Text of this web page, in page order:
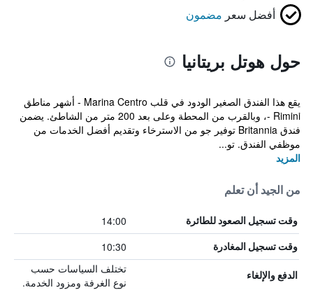
أفضل سعر مضمون
حول هوتل بريتانيا
يقع هذا الفندق الصغير الودود في قلب Marina Centro - أشهر مناطق
Rimini -، وبالقرب من المحطة وعلى بعد 200 متر من الشاطئ. يضمن
فندق Britannia توفير جو من الاسترخاء وتقديم أفضل الخدمات من
موظفي الفندق. تو...
المزيد
من الجيد أن تعلم
وقت تسجيل الصعود للطائرة 14:00
وقت تسجيل المغادرة 10:30
الدفع والإلغاء
تختلف السياسات حسب
نوع الغرفة ومزود الخدمة.